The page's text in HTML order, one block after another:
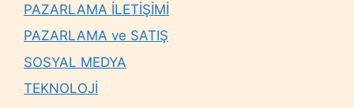
PAZARLAMA İLETİŞİMİ
PAZARLAMA ve SATIŞ
SOSYAL MEDYA
TEKNOLOJİ